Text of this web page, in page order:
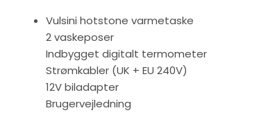
Vulsini hotstone varmetaske
2 vaskeposer
Indbygget digitalt termometer
Strømkabler (UK + EU 240V)
12V biladapter
Brugervejledning